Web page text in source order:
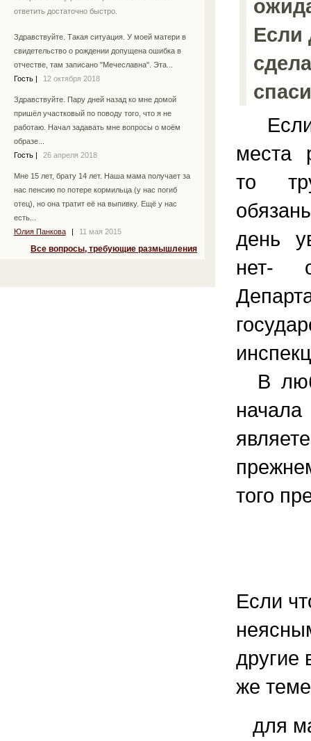
ответить достаточно быстро.
Здравствуйте. Такая ситуация. У моей матери в
свидетельство о рождении допущена ошибка в
отчестве, там записано "Мечеславна". Эта...
Гость
12 октября 2018
Здравствуйте. Пару дней назад ко мне домой
пришёл участковый по поводу того, что я не
работаю. Начал задавать мне вопросы о моём
образе...
Гость
26 апреля 2018
Мне 15 лет, брату 14 лет. Наша мама получает за
нас пенсию по потере кормильца (у нас погиб
отец), но она тратит её на выпивку. Ещё у нас
есть...
Юлия Панкова
11 мая 2015
Все вопросы, требующие размышления
Если
Если
места
то
день
нет-
В
того
Если
другие
же
для